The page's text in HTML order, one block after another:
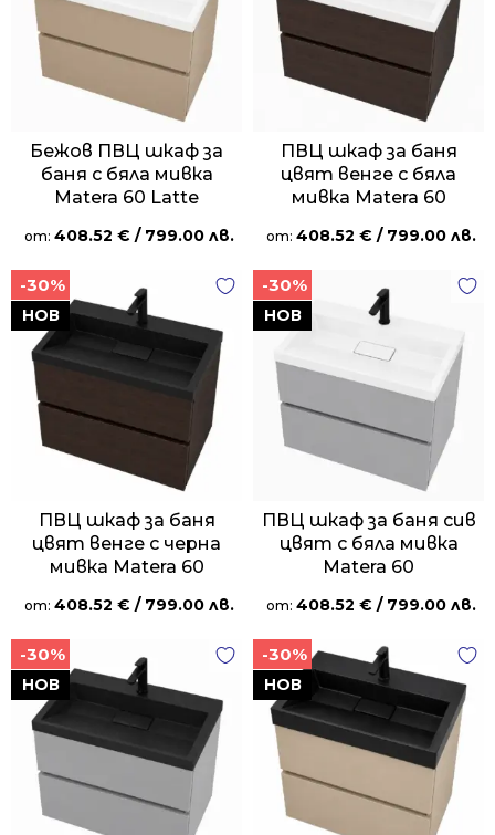
Бежов ПВЦ шкаф за
баня с бяла мивка
Matera 60 Latte
от: 408.52 € / 799.00 лв.
ПВЦ шкаф за баня
цвят венге с бяла
мивка Matera 60
от: 408.52 € / 799.00 лв.
НОВ
-30%
ПВЦ шкаф за баня
цвят венге с черна
мивка Matera 60
от: 408.52 € / 799.00 лв.
НОВ
-30%
ПВЦ шкаф за баня сив
цвят с бяла мивка
Matera 60
от: 408.52 € / 799.00 лв.
НОВ
-30%
НОВ
-30%